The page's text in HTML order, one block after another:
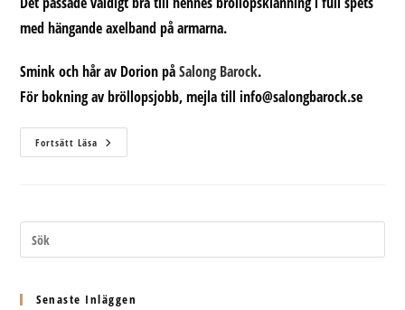
med hängande axelband på armarna.
Smink och hår av Dorion påSalong Barock.
För bokning av bröllopsjobb, mejla till info@salongbarock.se
Fortsätt Läsa Bröllopsbilder
Från
Senaste Inläggen